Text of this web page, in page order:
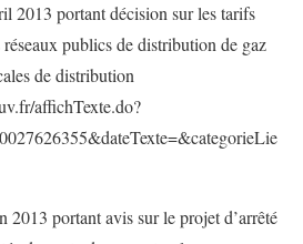
2013 portant décision sur les tarifs
publics de distribution de gaz
de distribution
affichTexte.do?
portant avis sur le projet d’arrêté